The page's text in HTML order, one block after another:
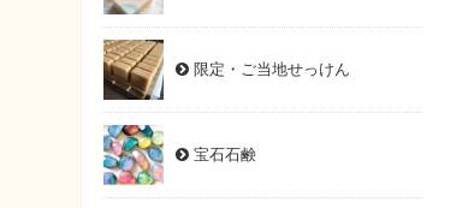
限定・ご当地せっけん
宝石石鹸